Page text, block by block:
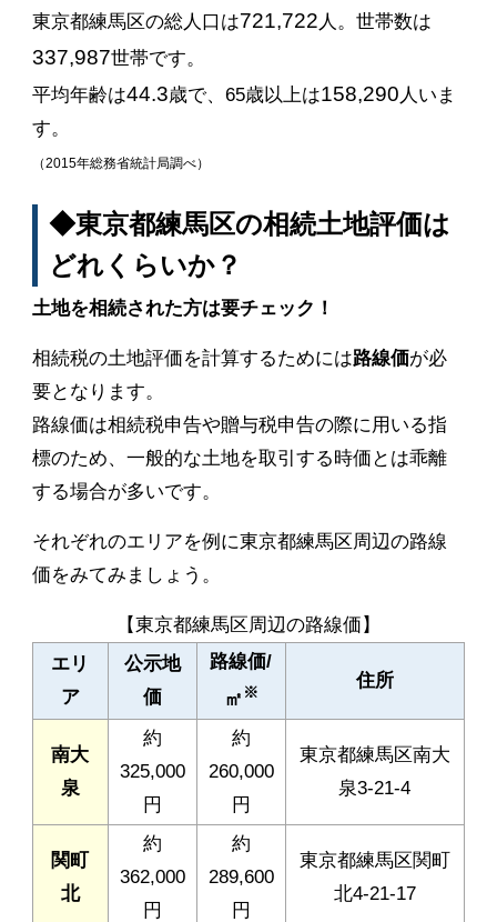
東京都練馬区の総人口は721,722 人。世帯数は
337,987世帯です。
平均年齢は44.3歳で、65歳以上は158,290 人いま
す。
（2015年総務省統計局調べ）
◆東京都練馬区の相続土地評価は
どれくらいか？
土地を相続された方は要チェック！
相続税の土地評価を計算するためには路線価が必
要となります。
路線価は相続税申告や贈与税申告の際に用いる指
標のため、一般的な土地を取引する時価とは乖離
する場合が多いです。
それぞれのエリアを例に東京都練馬区周辺の路線
価をみてみましょう。
【東京都練馬区周辺の路線価】
エリ
ア
公示地
価
路線価/
㎡ ※
住所
南大
泉
約
325,000
円
約
260,000
円
東京都練馬区南大
泉3-21-4
関町
北
約
362,000
円
約
289,600
円
東京都練馬区関町
北4-21-17